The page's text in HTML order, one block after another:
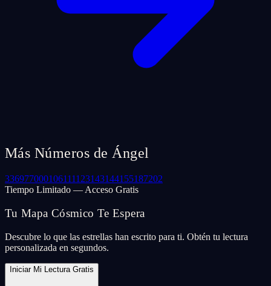
Más Números de Ángel
336977000106111123143144155187202
Tiempo Limitado — Acceso Gratis
Tu Mapa Cósmico Te Espera
Descubre lo que las estrellas han escrito para ti. Obtén tu lectura
personalizada en segundos.
Iniciar Mi Lectura Gratis